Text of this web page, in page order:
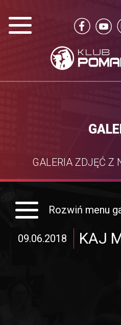
GALERIA ZDJĘĆ Z
Rozwiń menu
09.06.2018 KAJ